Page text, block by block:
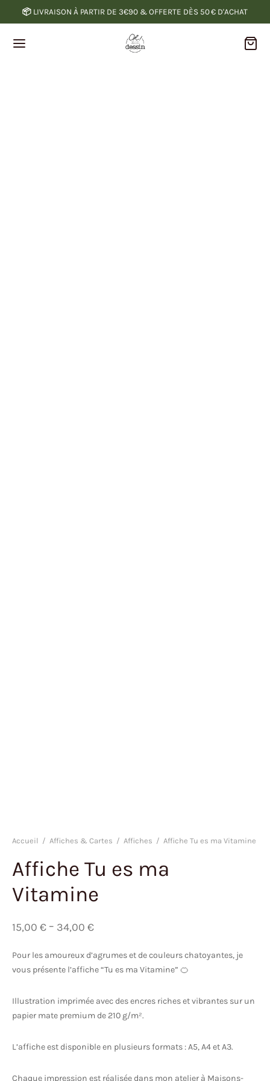
📦 LIVRAISON À PARTIR DE 3€90 & OFFERTE DÈS 50 € D'ACHAT
Accueil / Affiches & Cartes / Affiches / Affiche Tu es ma Vitamine
Affiche Tu es ma
Vitamine
15,00 € – 34,00 €
Pour les amoureux d’agrumes et de couleurs chatoyantes, je
vous présente l’affiche “Tu es ma Vitamine” 🍊
Illustration imprimée avec des encres riches et vibrantes sur un
papier mate premium de 210 g/m².
L’affiche est disponible en plusieurs formats : A5, A4 et A3.
Chaque impression est réalisée dans mon atelier à Maisons-